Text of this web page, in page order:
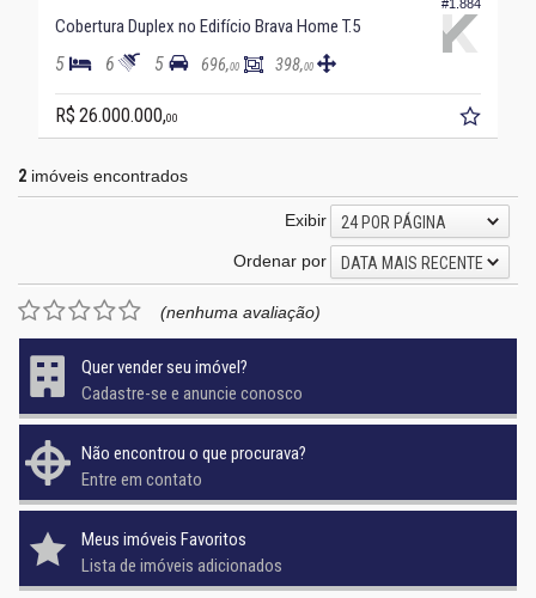
#1.884
Cobertura Duplex no Edifício Brava Home T.5
5 6 5 696,00 398,00
R$ 26.000.000,00
2 imóveis encontrados
Exibir
24 POR PÁGINA
Ordenar por
DATA MAIS RECENTE
(nenhuma avaliação)
Quer vender seu imóvel?
Cadastre-se e anuncie conosco
Não encontrou o que procurava?
Entre em contato
Meus imóveis Favoritos
Lista de imóveis adicionados